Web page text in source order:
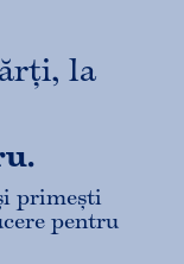
la
primești
pentru